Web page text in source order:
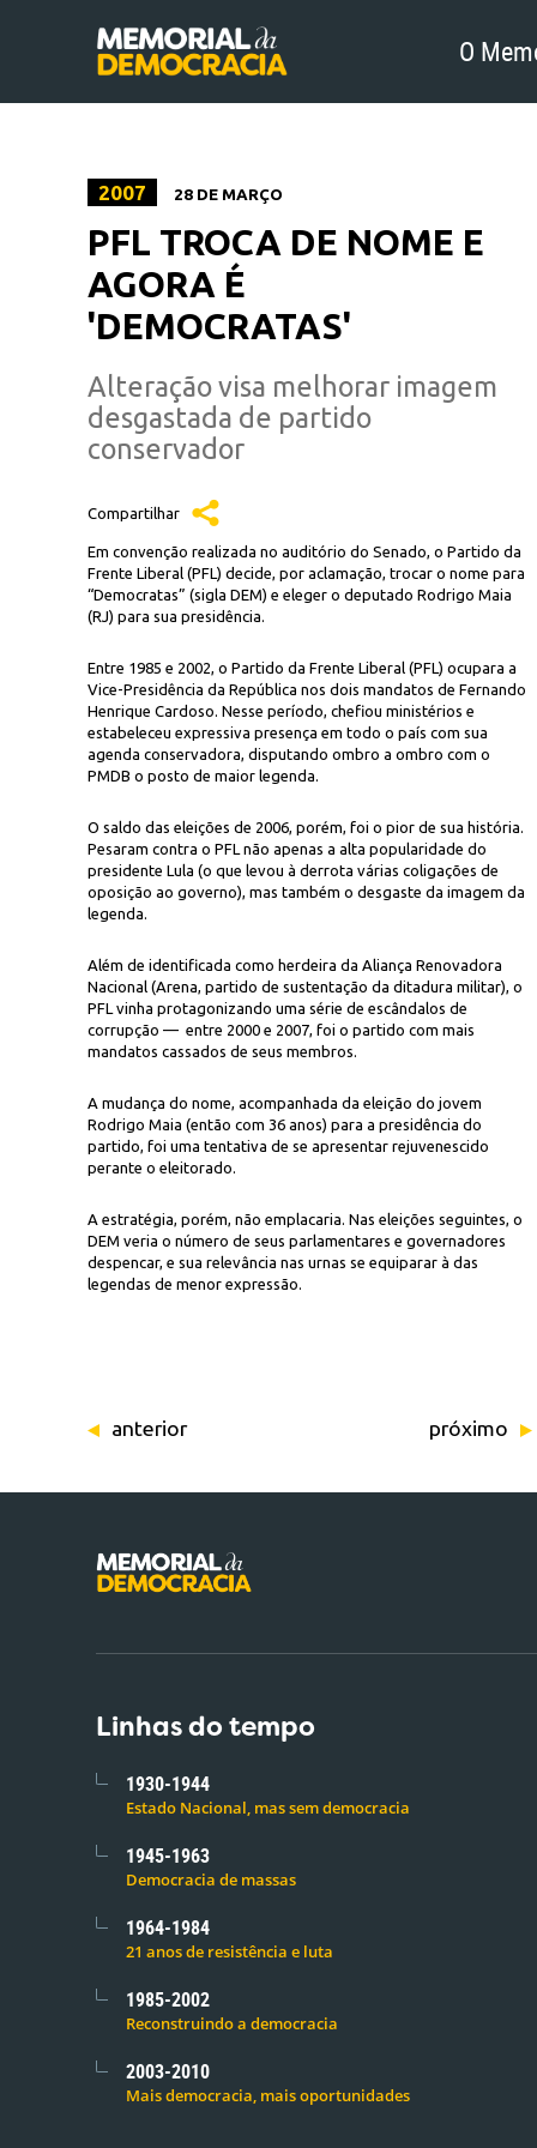
O
2007 28 DE MARÇO
PFL TROCA DE NOME E
AGORA É
'DEMOCRATAS'
Alteração visa melhorar imagem
desgastada de partido
conservador
Compartilhar
Em convenção realizada no auditório do Senado, o Partido da
Frente Liberal (PFL) decide, por aclamação, trocar o nome para
“Democratas” (sigla DEM) e eleger o deputado Rodrigo Maia
(RJ) para sua presidência.
Entre 1985 e 2002, o Partido da Frente Liberal (PFL) ocupara a
Vice-Presidência da República nos dois mandatos de Fernando
Henrique Cardoso. Nesse período, chefiou ministérios e
estabeleceu expressiva presença em todo o país com sua
agenda conservadora, disputando ombro a ombro com o
PMDB o posto de maior legenda.
O saldo das eleições de 2006, porém, foi o pior de sua história.
Pesaram contra o PFL não apenas a alta popularidade do
presidente Lula (o que levou à derrota várias coligações de
oposição ao governo), mas também o desgaste da imagem da
legenda.
Além de identificada como herdeira da Aliança Renovadora
Nacional (Arena, partido de sustentação da ditadura militar), o
PFL vinha protagonizando uma série de escândalos de
corrupção — entre 2000 e 2007, foi o partido com mais
mandatos cassados de seus membros.
A mudança do nome, acompanhada da eleição do jovem
Rodrigo Maia (então com 36 anos) para a presidência do
partido, foi uma tentativa de se apresentar rejuvenescido
perante o eleitorado.
A estratégia, porém, não emplacaria. Nas eleições seguintes, o
DEM veria o número de seus parlamentares e governadores
despencar, e sua relevância nas urnas se equiparar à das
legendas de menor expressão.
anterior próximo
de "Democratas"), Rodrigo Maia (à esquerda), ao lado de Jorge
que refundou o partido
Roosewelt
Linhas do tempo
1930-1944
Estado Nacional, mas sem democracia
1945-1963
Democracia de massas
1964-1984
21 anos de resistência e luta
1985-2002
Reconstruindo a democracia
2003-2010
Mais democracia, mais oportunidades